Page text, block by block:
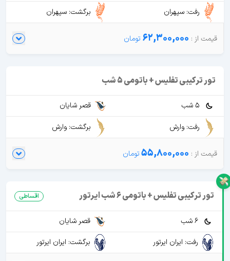
رفت: سپهران
برگشت: سپهران
62,300,000
تور ترکیبی تفلیس + باتومی 5 شب
5 شب
قصر شایان
رفت: وارش
برگشت: وارش
55,800,000
تور ترکیبی تفلیس + باتومی 6 شب ایرتور اقساطی
6 شب
قصر شایان
رفت: ایران ایرتور
برگشت: ایران ایرتور